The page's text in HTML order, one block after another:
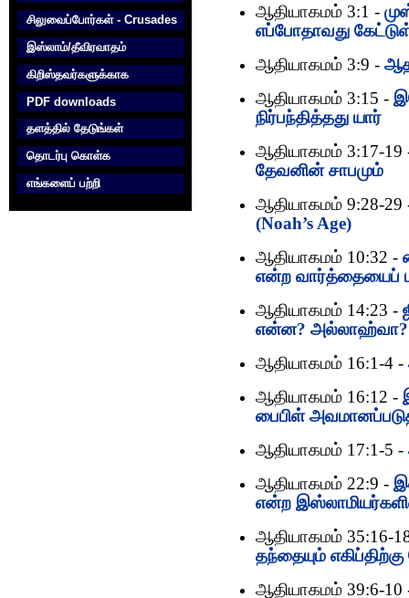
சிலுவைப்போர்கள் - Crusades
இஸ்லாம்/தீவிரவாதம்
கிறிஸ்தவர்களுக்காக‌
PDF downloads
தளத்தில் தேடுங்கள்
தொடர்பு கொள்க‌
எங்களைப் பற்றி
ஆதியாகமம் 3:1 -
எப்போதாவது
ஆதியாகமம் 3:9 -
ஆதியாகமம் 3:15 -
நிர்பந்தித்தது யார்
ஆதியாகமம் 3:17-
தேவனின் சாபமும்
ஆதியாகமம் 9:28-29
(Noah’s Age)
ஆதியாகமம் 10:32 -
என்ற வார்த்தையைப்
ஆதியாகமம் 14:23 -
என்ன? அல்லாஹ்வா?
ஆதியாகமம் 16:1-4 -
ஆதியாகமம் 16:12 -
பைபிள்
ஆதியாகமம் 17:1-5 -
ஆதியாகமம் 22:9 -
என்ற
ஆதியாகமம் 35:16-
தந்தையும்
ஆதியாகமம் 39:6-10